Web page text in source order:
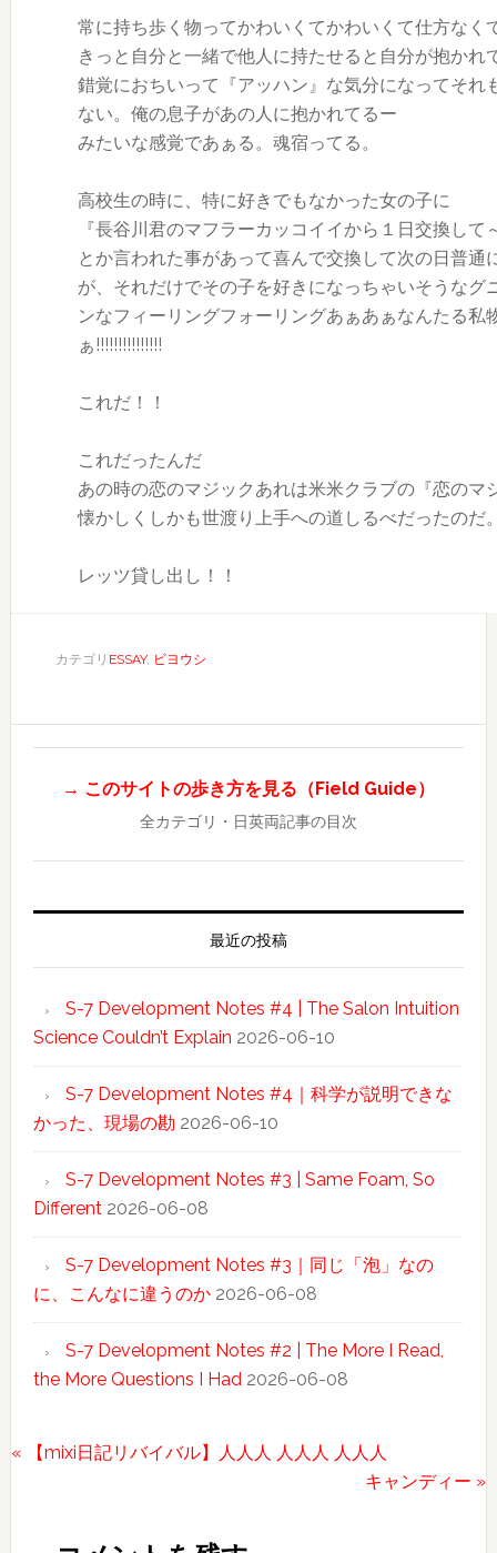
常に持ち歩く物ってかわいくてかわいくて仕方なく
きっと自分と一緒で他人に持たせると自分が抱かれ
錯覚におちいって『アッハン』な気分になってそれ
ない。俺の息子があの人に抱かれてるー
みたいな感覚であぁる。魂宿ってる。
高校生の時に、特に好きでもなかった女の子に
『長谷川君のマフラーカッコイイから１日交換して
とか言われた事があって喜んで交換して次の日普通
が、それだけでその子を好きになっちゃいそうなグ
ンなフィーリングフォーリングあぁあぁなんたる私
ぁ!!!!!!!!!!!!!!!
これだ！！
これだったんだ
あの時の恋のマジックあれは米米クラブの『恋のマ
懐かしくしかも世渡り上手への道しるべだったのだ
レッツ貸し出し！！
カテゴリ ESSAY, ビヨウシ
→ このサイトの歩き方を見る（Field Guide）
全カテゴリ・日英両記事の目次
最近の投稿
S-7 Development Notes #4 | The Salon Intuition
Science Couldn’t Explain 2026-06-10
S-7 Development Notes #4｜科学が説明できな
かった、現場の勘 2026-06-10
S-7 Development Notes #3 | Same Foam, So
Different 2026-06-08
S-7 Development Notes #3｜同じ「泡」なの
に、こんなに違うのか 2026-06-08
S-7 Development Notes #2 | The More I Read,
the More Questions I Had 2026-06-08
前
« 【mixi日記リバイバル】人人人 人人人 人人人
次
キャンディー »